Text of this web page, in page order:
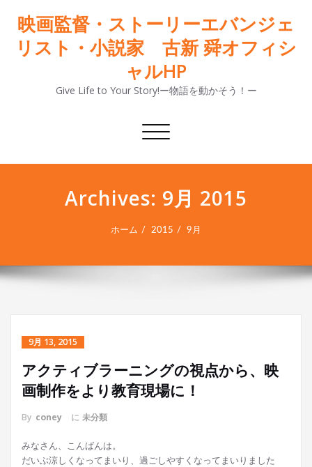
映画監督・ストーリーエバンジェ
リスト・小説家 古新 舜オフィシ
ャルHP
Give Life to Your Story!ー物語を動かそう！ー
ナ
ゲ
シ
ョ
ン
替
Archives: 9月 2015
ホーム 2015 9月
9月 13, 2015
アクティブラーニングの視点から、映
画制作をより教育現場に！
By coney に 未分類
みなさん、こんばんは。
だいぶ涼しくなってまいり、過ごしやすくなってまいりました